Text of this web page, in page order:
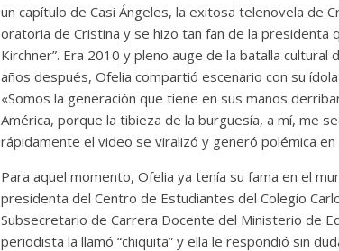
un capítulo de Casi Ángeles, la exitosa telenovela de
oratoria de Cristina y se hizo tan fan de la presidenta
Kirchner”. Era 2010 y pleno auge de la batalla
años después, Ofelia compartió escenario con su
«Somos la generación que tiene en sus manos
América, porque la tibieza de la burguesía, a mí, me
rápidamente el video se viralizó y generó polémica en
Para aquel momento, Ofelia ya tenía su fama en el
presidenta del Centro de Estudiantes del Colegio
Subsecretario de Carrera Docente del Ministerio de
periodista la llamó “chiquita” y ella le respondió sin